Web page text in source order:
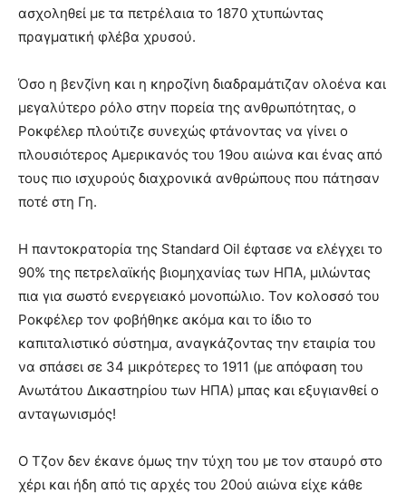
ασχοληθεί με τα πετρέλαια το 1870 χτυπώντας
πραγματική φλέβα χρυσού.
Όσο η βενζίνη και η κηροζίνη διαδραμάτιζαν ολοένα και
μεγαλύτερο ρόλο στην πορεία της ανθρωπότητας, ο
Ροκφέλερ πλούτιζε συνεχώς φτάνοντας να γίνει ο
πλουσιότερος Αμερικανός του 19ου αιώνα και ένας από
τους πιο ισχυρούς διαχρονικά ανθρώπους που πάτησαν
ποτέ στη Γη.
Η παντοκρατορία της Standard Oil έφτασε να ελέγχει το
90% της πετρελαϊκής βιομηχανίας των ΗΠΑ, μιλώντας
πια για σωστό ενεργειακό μονοπώλιο. Τον κολοσσό του
Ροκφέλερ τον φοβήθηκε ακόμα και το ίδιο το
καπιταλιστικό σύστημα, αναγκάζοντας την εταιρία του
να σπάσει σε 34 μικρότερες το 1911 (με απόφαση του
Ανωτάτου Δικαστηρίου των ΗΠΑ) μπας και εξυγιανθεί ο
ανταγωνισμός!
Ο Τζον δεν έκανε όμως την τύχη του με τον σταυρό στο
χέρι και ήδη από τις αρχές του 20ού αιώνα είχε κάθε